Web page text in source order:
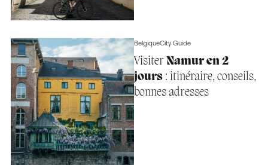
BelgiqueCity Guide
Visiter Namur en 2
jours: itinéraire, conseils,
bonnes adresses